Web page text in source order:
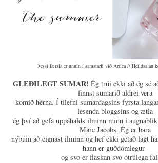
Þessi færsla er unnin í samstarfi við Artica // Heildsalan
GLEÐILEGT SUMAR! Ég trúi ekki að ég sé
finnst sumarið aldrei vera
komið hérna. Í tilefni sumardagsins fyrsta
lesenda bloggsins og ætla
ég því að gefa uppáhalds ilminn minn í
Marc Jacobs. Ég er bara
nýbúin að eignast ilminn og hef ekki getað lagt
hann er guðdómlegur
og svo er flaskan svo ótrúlega